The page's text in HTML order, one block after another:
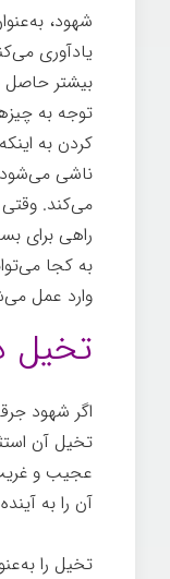
شهود،
یادآوری
بیشتر حاصل
توجه به
کردن به
ناشی می‌شود.
می‌کند.
راهی برای
به کجا
وارد عمل
تخیل
اگر شهود
تخیل آن
عجیب و
آن را به
تخیل را